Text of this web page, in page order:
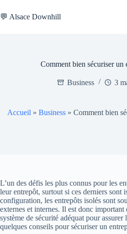
au
contenu
💬 Alsace Downhill
Comment bien sécuriser un
Business 3
Accueil »Business »Comment bien
L’un des défis les plus connus pour les
leur entrepôt, surtout si ces derniers sont
configuration, les entrepôts isolés sont
externes et internes. Il est donc important
système de sécurité adéquat pour
quelques conseils pour sécuriser un